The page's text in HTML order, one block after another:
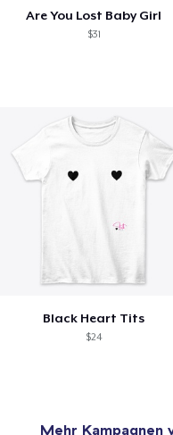
Are You Lost Baby Girl
$31
Black Heart Tits
$24
Mehr Kampagnen